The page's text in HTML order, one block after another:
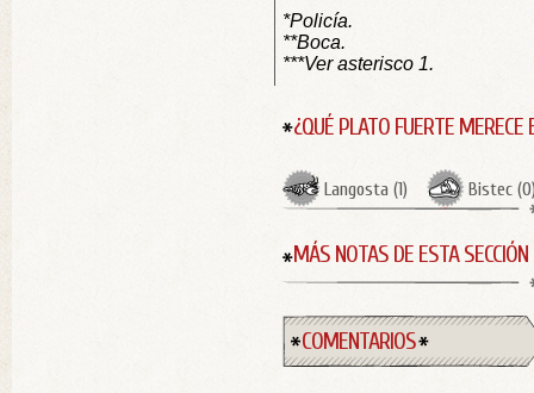
*Policía.
**Boca.
***Ver asterisco 1.
¿QUÉ PLATO FUERTE MERECE
Langosta (1) Bistec (0
MÁS NOTAS DE ESTA SECCIÓN
COMENTARIOS